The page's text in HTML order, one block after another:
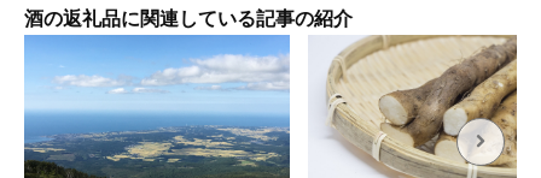
手市（AB076-1）
酒の返礼品に関連している記事の紹介